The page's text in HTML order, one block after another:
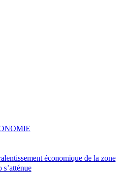
économique de la zone
s’atténue